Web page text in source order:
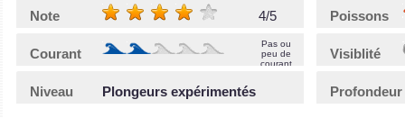
Note 4/5 Poissons
Courant
Pas ou
peu de
courant
Visiblité
Niveau Plongeurs expérimentés Profondeur